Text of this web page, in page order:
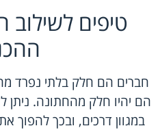
טיפים לשילוב
חברים הם חלק בלתי נפרד
הם יהיו חלק מהחתונה.
במגוון דרכים, ובכך להפוך